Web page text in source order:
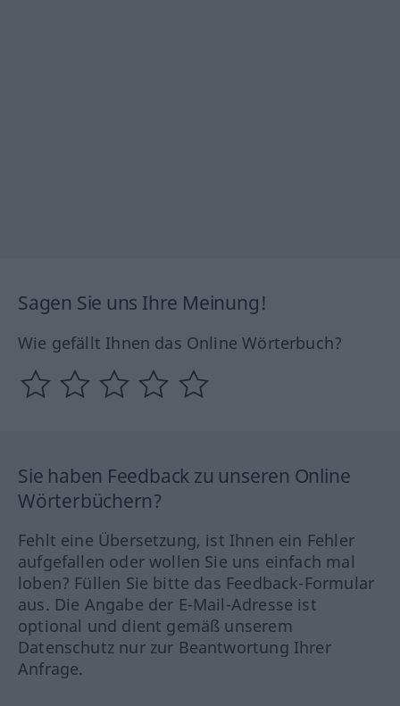
Sagen Sie uns Ihre Meinung!
Wie gefällt Ihnen das Online Wörterbuch?
Sie haben Feedback zu unseren Online
Wörterbüchern?
Fehlt eine Übersetzung, ist Ihnen ein Fehler
aufgefallen oder wollen Sie uns einfach mal
loben? Füllen Sie bitte das Feedback-Formular
aus. Die Angabe der E-Mail-Adresse ist
optional und dient gemäß unserem
Datenschutz nur zur Beantwortung Ihrer
Anfrage.